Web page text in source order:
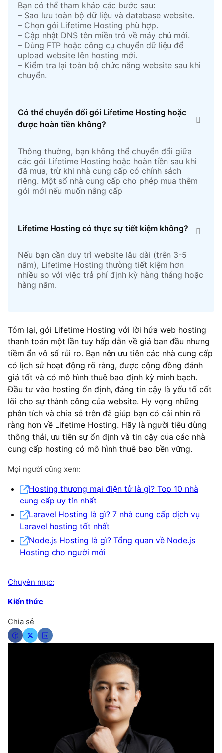
Bạn có thể tham khảo các bước sau:
– Sao lưu toàn bộ dữ liệu và database website.
– Chọn gói Lifetime Hosting phù hợp.
– Cập nhật DNS tên miền trỏ về máy chủ mới.
– Dùng FTP hoặc công cụ chuyển dữ liệu để
upload website lên hosting mới.
– Kiểm tra lại toàn bộ chức năng website sau khi
chuyển.
Có thể chuyển đổi gói Lifetime Hosting hoặc
được hoàn tiền không?
Thông thường, bạn không thể chuyển đổi giữa
các gói Lifetime Hosting hoặc hoàn tiền sau khi
đã mua, trừ khi nhà cung cấp có chính sách
riêng. Một số nhà cung cấp cho phép mua thêm
gói mới nếu muốn nâng cấp
Lifetime Hosting có thực sự tiết kiệm không?
Nếu bạn cần duy trì website lâu dài (trên 3-5
năm), Lifetime Hosting thường tiết kiệm hơn
nhiều so với việc trả phí định kỳ hàng tháng hoặc
hàng năm.
Tóm lại, gói Lifetime Hosting với lời hứa web hosting
thanh toán một lần tuy hấp dẫn về giá ban đầu nhưng
tiềm ẩn vô số rủi ro. Bạn nên ưu tiên các nhà cung cấp
có lịch sử hoạt động rõ ràng, được cộng đồng đánh
giá tốt và có mô hình thuê bao định kỳ minh bạch.
Đầu tư vào hosting ổn định, đáng tin cậy là yếu tố cốt
lõi cho sự thành công của website. Hy vọng những
phân tích và chia sẻ trên đã giúp bạn có cái nhìn rõ
ràng hơn về Lifetime Hosting. Hãy là người tiêu dùng
thông thái, ưu tiên sự ổn định và tin cậy của các nhà
cung cấp hosting có mô hình thuê bao bền vững.
Mọi người cũng xem:
Hosting thương mại điện tử là gì? Top 10 nhà
cung cấp uy tín nhất
Laravel Hosting là gì? 7 nhà cung cấp dịch vụ
Laravel hosting tốt nhất
Node.js Hosting là gì? Tổng quan về Node.js
Hosting cho người mới
Chuyên mục:
Kiến thức
Chia sẻ